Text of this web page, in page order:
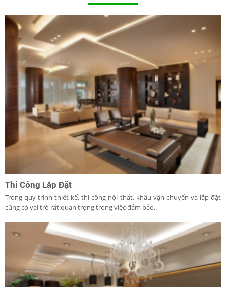
Thi Công Lắp Đặt
Trong quy trình thiết kế, thi công nội thất, khâu vận chuyển và lắp đặt
cũng có vai trò rất quan trọng trong việc đảm bảo..